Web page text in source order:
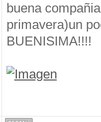
buena
primavera)un
BUENISIMA!!!!